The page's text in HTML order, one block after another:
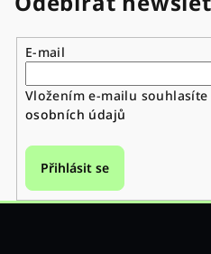
E-mail
Vložením e-mailu souhlasíte
osobních údajů
Přihlásit se